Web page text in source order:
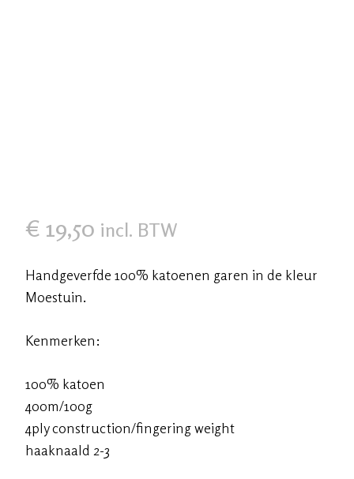
€ 19,50 incl. BTW
Handgeverfde 100% katoenen garen in de kleur
Moestuin.
Kenmerken:
100% katoen
400m/100g
4ply construction/fingering weight
haaknaald 2-3